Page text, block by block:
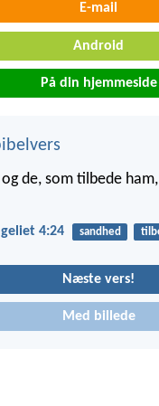
E-mail
Android
På din hjemmeside
de, som tilbede
4:24 sandhed
Næste vers!
Med billede